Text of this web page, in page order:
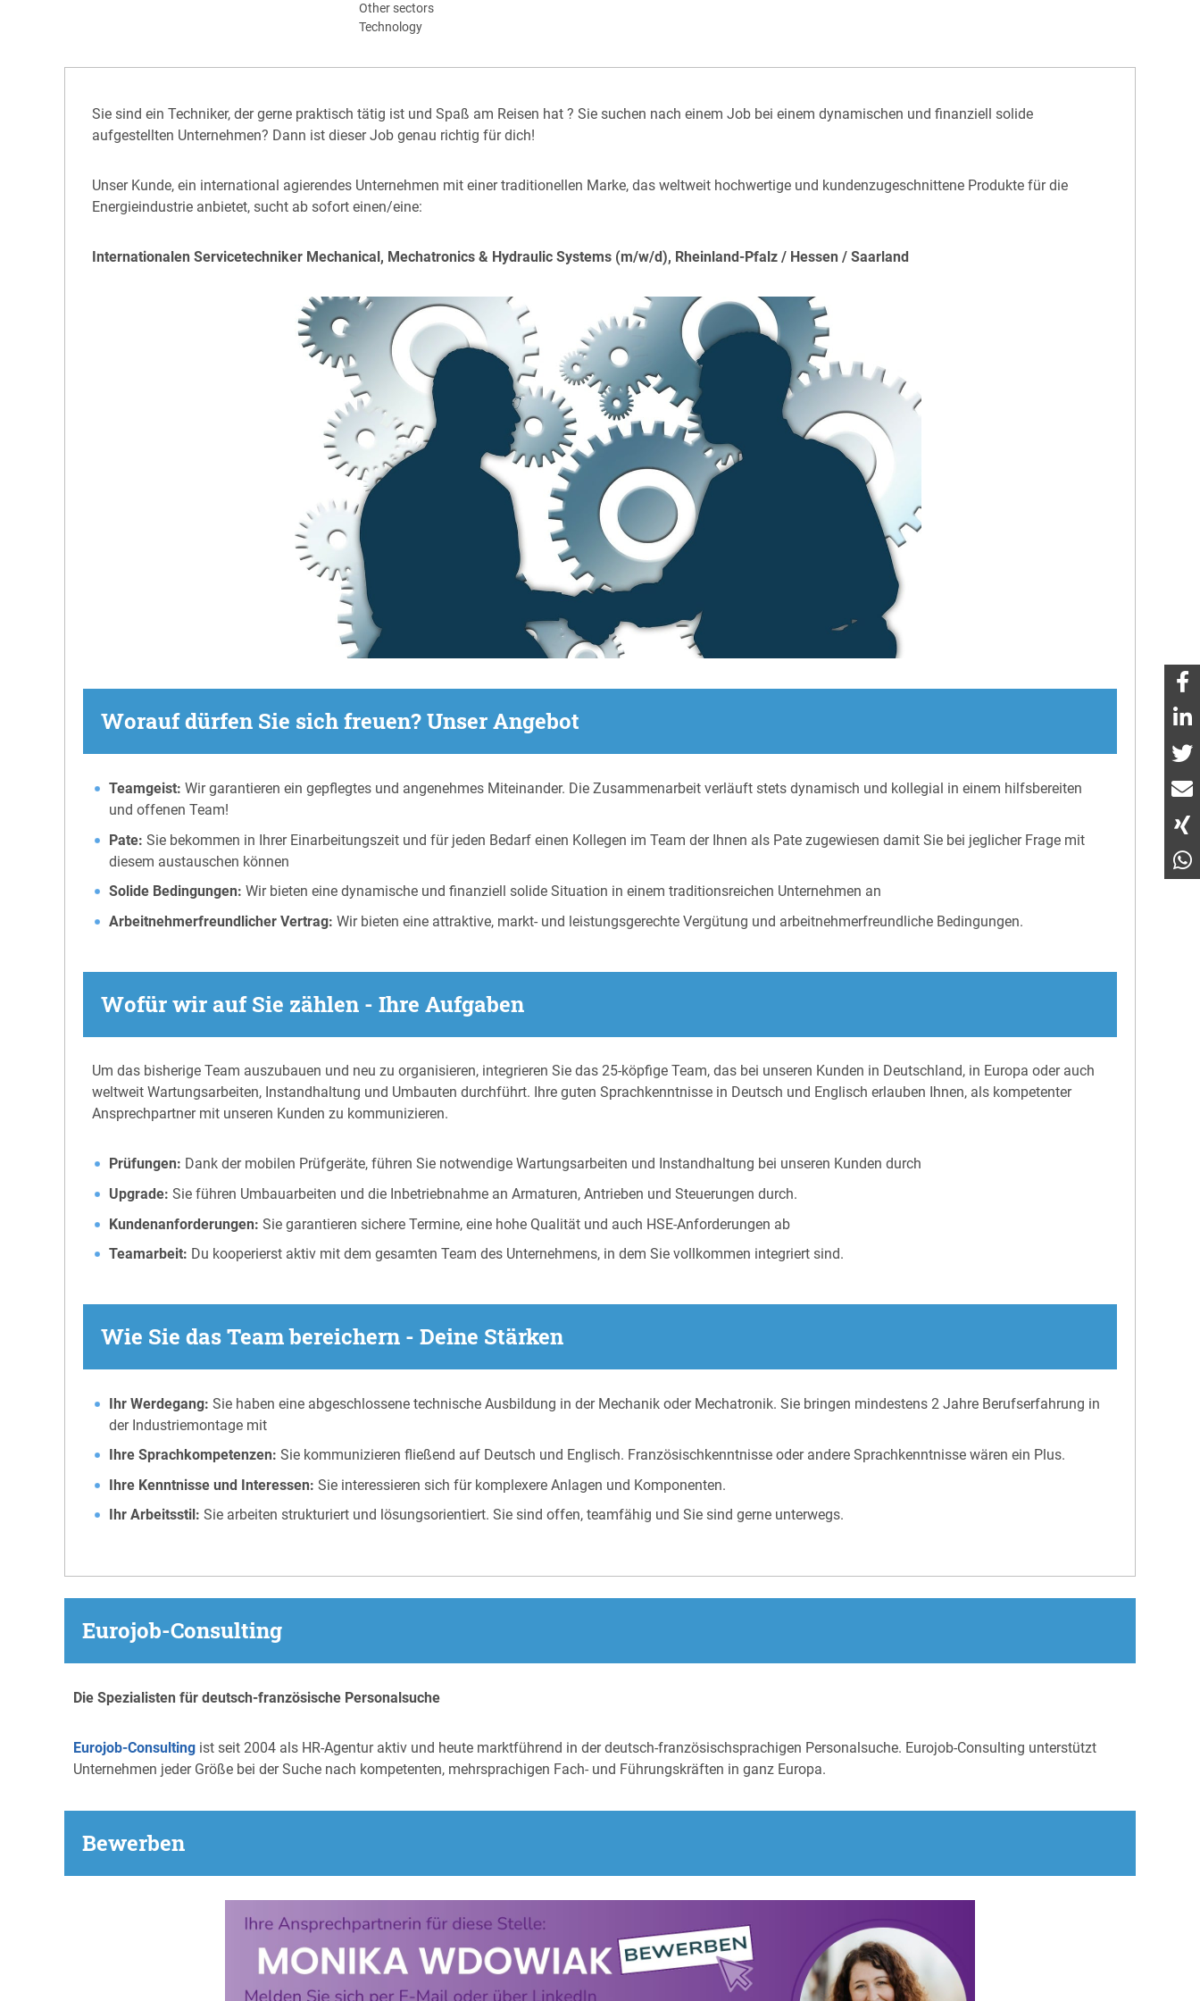
Other sectors
Technology
Sie sind ein Techniker, der gerne praktisch tätig ist und Spaß am Reisen hat ? Sie suchen nach einem Job bei einem dynamischen und finanziell solide
aufgestellten Unternehmen? Dann ist dieser Job genau richtig für dich!
Unser Kunde, ein international agierendes Unternehmen mit einer traditionellen Marke, das weltweit hochwertige und kundenzugeschnittene Produkte für die
Energieindustrie anbietet, sucht ab sofort einen/eine:
Internationalen Servicetechniker Mechanical, Mechatronics & Hydraulic Systems (m/w/d), Rheinland-Pfalz / Hessen / Saarland
Worauf dürfen Sie sich freuen? Unser Angebot
Teamgeist: Wir garantieren ein gepflegtes und angenehmes Miteinander. Die Zusammenarbeit verläuft stets dynamisch und kollegial in einem hilfsbereiten
und offenen Team!
Pate: Sie bekommen in Ihrer Einarbeitungszeit und für jeden Bedarf einen Kollegen im Team der Ihnen als Pate zugewiesen damit Sie bei jeglicher Frage mit
diesem austauschen können
Solide Bedingungen: Wir bieten eine dynamische und finanziell solide Situation in einem traditionsreichen Unternehmen an
Arbeitnehmerfreundlicher Vertrag: Wir bieten eine attraktive, markt- und leistungsgerechte Vergütung und arbeitnehmerfreundliche Bedingungen.
Wofür wir auf Sie zählen - Ihre Aufgaben
Um das bisherige Team auszubauen und neu zu organisieren, integrieren Sie das 25-köpfige Team, das bei unseren Kunden in Deutschland, in Europa oder auch
weltweit Wartungsarbeiten, Instandhaltung und Umbauten durchführt. Ihre guten Sprachkenntnisse in Deutsch und Englisch erlauben Ihnen, als kompetenter
Ansprechpartner mit unseren Kunden zu kommunizieren.
Prüfungen: Dank der mobilen Prüfgeräte, führen Sie notwendige Wartungsarbeiten und Instandhaltung bei unseren Kunden durch
Upgrade: Sie führen Umbauarbeiten und die Inbetriebnahme an Armaturen, Antrieben und Steuerungen durch.
Kundenanforderungen: Sie garantieren sichere Termine, eine hohe Qualität und auch HSE-Anforderungen ab
Teamarbeit: Du kooperierst aktiv mit dem gesamten Team des Unternehmens, in dem Sie vollkommen integriert sind.
Wie Sie das Team bereichern - Deine Stärken
Ihr Werdegang: Sie haben eine abgeschlossene technische Ausbildung in der Mechanik oder Mechatronik. Sie bringen mindestens 2 Jahre Berufserfahrung in
der Industriemontage mit
Ihre Sprachkompetenzen: Sie kommunizieren fließend auf Deutsch und Englisch. Französischkenntnisse oder andere Sprachkenntnisse wären ein Plus.
Ihre Kenntnisse und Interessen: Sie interessieren sich für komplexere Anlagen und Komponenten.
Ihr Arbeitsstil: Sie arbeiten strukturiert und lösungsorientiert. Sie sind offen, teamfähig und Sie sind gerne unterwegs.
Eurojob-Consulting
Die Spezialisten für deutsch-französische Personalsuche
Eurojob-Consulting ist seit 2004 als HR-Agentur aktiv und heute marktführend in der deutsch-französischsprachigen Personalsuche. Eurojob-Consulting unterstützt
Unternehmen jeder Größe bei der Suche nach kompetenten, mehrsprachigen Fach- und Führungskräften in ganz Europa.
Bewerben